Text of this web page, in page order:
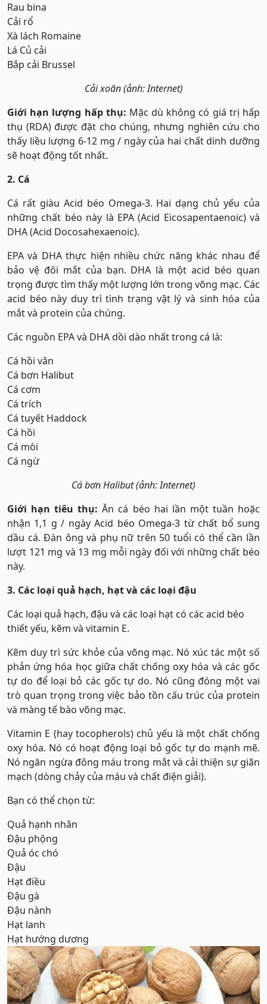
Rau bina
Cải rổ
Xà lách Romaine
Lá Củ cải
Bắp cải Brussel
Cải xoăn (ảnh: Internet)
Giới hạn lượng hấp thụ: Mặc dù không có giá trị hấp
thụ (RDA) được đặt cho chúng, nhưng nghiên cứu cho
thấy liều lượng 6-12 mg / ngày của hai chất dinh dưỡng
sẽ hoạt động tốt nhất.
2. Cá
Cá rất giàu Acid béo Omega-3. Hai dạng chủ yếu của
những chất béo này là EPA (Acid Eicosapentaenoic) và
DHA (Acid Docosahexaenoic).
EPA và DHA thực hiện nhiều chức năng khác nhau để
bảo vệ đôi mắt của bạn. DHA là một acid béo quan
trọng được tìm thấy một lượng lớn trong võng mạc. Các
acid béo này duy trì tình trạng vật lý và sinh hóa của
mắt và protein của chúng.
Các nguồn EPA và DHA dồi dào nhất trong cá là:
Cá hồi vân
Cá bơn Halibut
Cá cơm
Cá trích
Cá tuyết Haddock
Cá hồi
Cá mòi
Cá ngừ
Cá bơn Halibut (ảnh: Internet)
Giới hạn tiêu thụ: Ăn cá béo hai lần một tuần hoặc
nhận 1,1 g / ngày Acid béo Omega-3 từ chất bổ sung
dầu cá. Đàn ông và phụ nữ trên 50 tuổi có thể cần lần
lượt 121 mg và 13 mg mỗi ngày đối với những chất béo
này.
3. Các loại quả hạch, hạt và các loại đậu
Các loại quả hạch, đậu và các loại hạt có các acid béo
thiết yếu, kẽm và vitamin E.
Kẽm duy trì sức khỏe của võng mạc. Nó xúc tác một số
phản ứng hóa học giữa chất chống oxy hóa và các gốc
tự do để loại bỏ các gốc tự do. Nó cũng đóng một vai
trò quan trọng trong việc bảo tồn cấu trúc của protein
và màng tế bào võng mạc.
Vitamin E (hay tocopherols) chủ yếu là một chất chống
oxy hóa. Nó có hoạt động loại bỏ gốc tự do mạnh mẽ.
Nó ngăn ngừa đông máu trong mắt và cải thiện sự giãn
mạch (dòng chảy của máu và chất điện giải).
Bạn có thể chọn từ:
Quả hạnh nhân
Đậu phộng
Quả óc chó
Đậu
Hạt điều
Đậu gà
Đậu nành
Hạt lanh
Hạt hướng dương